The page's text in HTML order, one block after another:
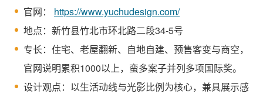
官网： https://www.yuchudesign.com/
地点：新竹县竹北市环北路二段34-5号
专长：住宅、老屋翻新、自地自建、预售客变与商空，
官网说明累积1000以上，蛮多案子并列多项国际奖。
设计观点：以生活动线与光影比例为核心，兼具展示感